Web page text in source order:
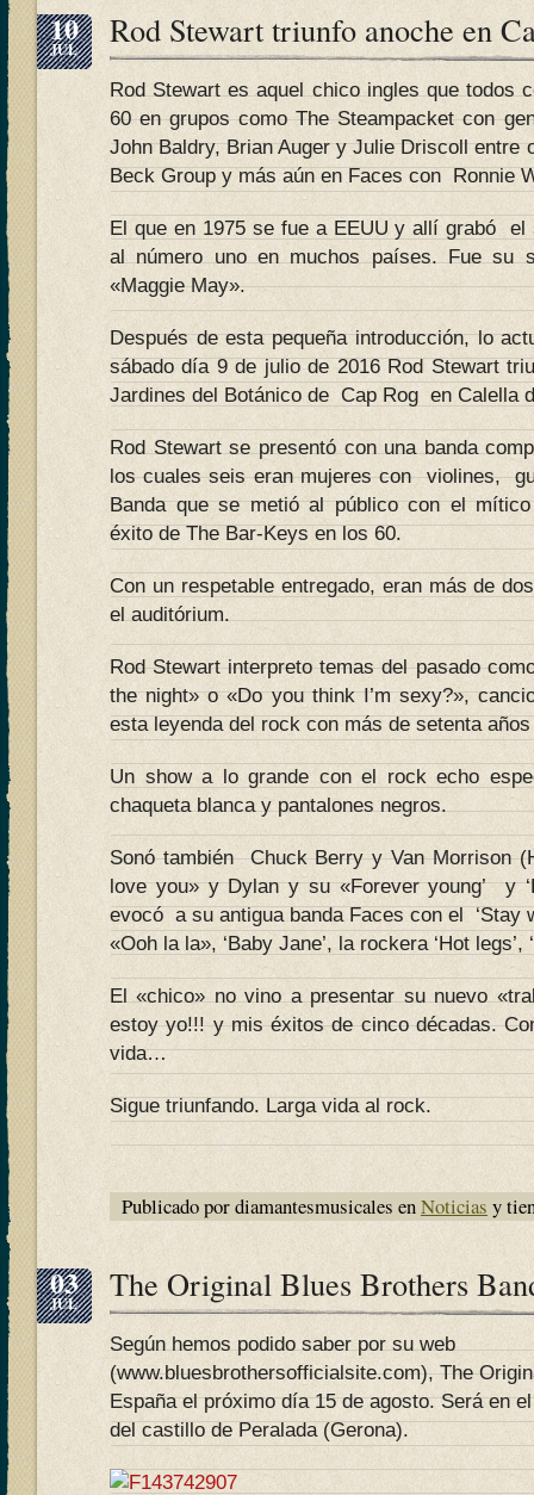
10
JUL Rod Stewart triunfo anoche en
Rod Stewart es aquel chico ingles que todos
60 en grupos como The Steampacket con
John Baldry, Brian Auger y Julie Driscoll entre
Beck Group y más aún en Faces con Ronnie
El que en 1975 se fue a EEUU y allí grabó el
al número uno en muchos países. Fue su
«Maggie May».
Después de esta pequeña introducción, lo
sábado día 9 de julio de 2016 Rod Stewart
Jardines del Botánico de Cap Rog en Calella
Rod Stewart se presentó con una banda
los cuales seis eran mujeres con violines,
Banda que se metió al público con el mítico
éxito de The Bar-Keys en los 60.
Con un respetable entregado, eran más de
el auditórium.
Rod Stewart interpreto temas del pasado
the night» o «Do you think I’m sexy?»,
esta leyenda del rock con más de setenta
Un show a lo grande con el rock echo
chaqueta blanca y pantalones negros.
Sonó también Chuck Berry y Van Morrison
love you» y Dylan y su «Forever young’ y
evocó a su antigua banda Faces con el ‘Stay
«Ooh la la», ‘Baby Jane’, la rockera ‘Hot legs’,
El «chico» no vino a presentar su nuevo
estoy yo!!! y mis éxitos de cinco décadas.
vida…
Sigue triunfando. Larga vida al rock.
Publicado por diamantesmusicales enNoticias y
03
JUL The Original Blues Brothers
Según hemos podido saber por su web
(www.bluesbrothersofficialsite.com), The
España el próximo día 15 de agosto. Será en
del castillo de Peralada (Gerona).